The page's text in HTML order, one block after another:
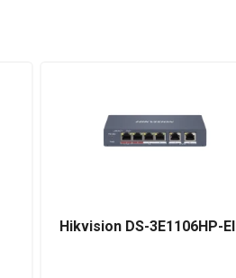
Hikvision DS-3E1106HP-EI